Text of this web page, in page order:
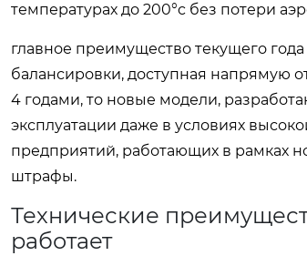
температурах до 200°c без потери
главное преимущество текущего
балансировки, доступная напрямую
4 годами, то новые модели,
эксплуатации даже в условиях
предприятий, работающих в рамках
штрафы.
Технические
работает